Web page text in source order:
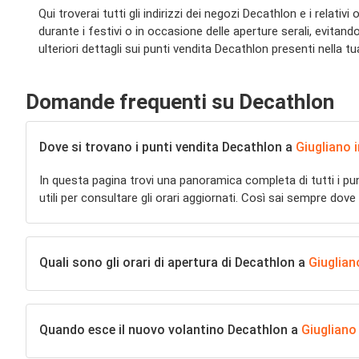
Qui troverai tutti gli indirizzi dei negozi Decathlon e i
durante i festivi o in occasione delle aperture serali,
ulteriori dettagli sui punti vendita Decathlon presenti nella
Domande frequenti su Decathlon
Dove si trovano i punti vendita Decathlon a Giugliano
In questa pagina trovi una panoramica completa di tutti i
utili per consultare gli orari aggiornati. Così sai sempre
Quali sono gli orari di apertura di Decathlon a
Quando esce il nuovo volantino Decathlon a